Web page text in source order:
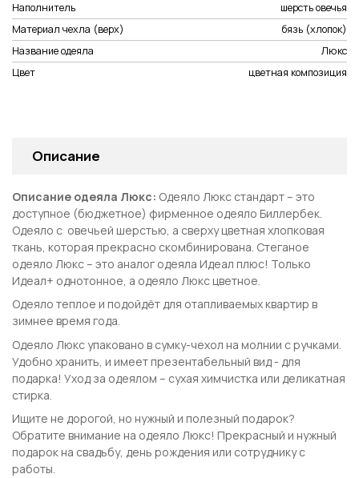
Наполнитель
шерсть овечья
Материал чехла (верх)
бязь (хлопок)
Название одеяла
Люкс
Цвет
цветная композиция
Описание
Описание одеяла Люкс: Одеяло Люкс стандарт – это
доступное (бюджетное) фирменное одеяло Биллербек.
Одеяло с овечьей шерстью, а сверху цветная хлопковая
ткань, которая прекрасно скомбинирована. Стеганое
одеяло Люкс – это аналог одеяла Идеал плюс! Только
Идеал+ однотонное, а одеяло Люкс цветное.
Одеяло теплое и подойдёт для отапливаемых квартир в
зимнее время года.
Одеяло Люкс упаковано в сумку-чехол на молнии с ручками.
Удобно хранить, и имеет презентабельный вид - для
подарка! Уход за одеялом – сухая химчистка или деликатная
стирка.
Ищите не дорогой, но нужный и полезный подарок?
Обратите внимание на одеяло Люкс! Прекрасный и нужный
подарок на свадьбу, день рождения или сотруднику с
работы.